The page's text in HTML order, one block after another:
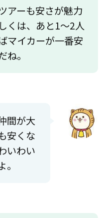
アーも安さが魅力
くは、あと1～2人
マイカーが一番安
ね。
間が大
安くな
いわい